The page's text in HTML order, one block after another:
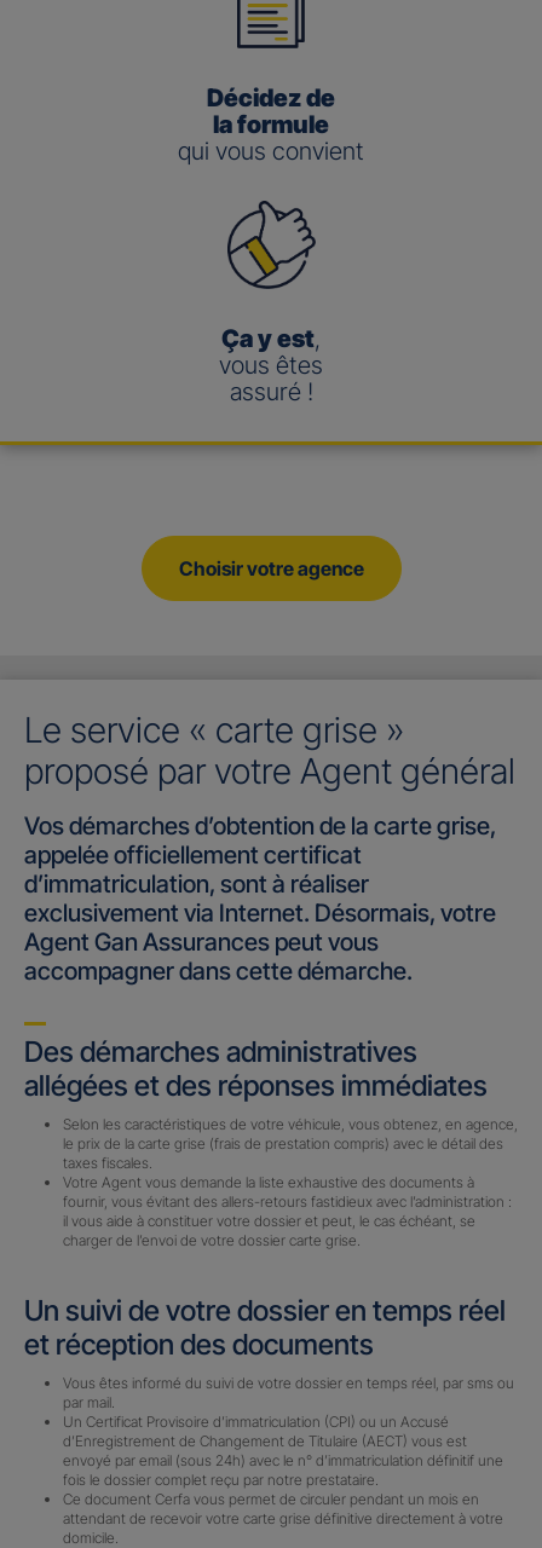
Décidez de
la formule
qui vous convient
Ça y est,
vous êtes
assuré !
Choisir votre agence
Le service « carte grise »
proposé par votre Agent général
Vos démarches d’obtention de la carte grise,
appelée officiellement certificat
d’immatriculation, sont à réaliser
exclusivement via Internet. Désormais, votre
Agent Gan Assurances peut vous
accompagner dans cette démarche.
Des démarches administratives
allégées et des réponses immédiates
Selon les caractéristiques de votre véhicule, vous obtenez, en agence,
le prix de la carte grise (frais de prestation compris) avec le détail des
taxes fiscales.
Votre Agent vous demande la liste exhaustive des documents à
fournir, vous évitant des allers-retours fastidieux avec l’administration :
il vous aide à constituer votre dossier et peut, le cas échéant, se
charger de l’envoi de votre dossier carte grise.
Un suivi de votre dossier en temps réel
et réception des documents
Vous êtes informé du suivi de votre dossier en temps réel, par sms ou
par mail.
Un Certificat Provisoire d’immatriculation (CPI) ou un Accusé
d’Enregistrement de Changement de Titulaire (AECT) vous est
envoyé par email (sous 24h) avec le n° d’immatriculation définitif une
fois le dossier complet reçu par notre prestataire.
Ce document Cerfa vous permet de circuler pendant un mois en
attendant de recevoir votre carte grise définitive directement à votre
domicile.